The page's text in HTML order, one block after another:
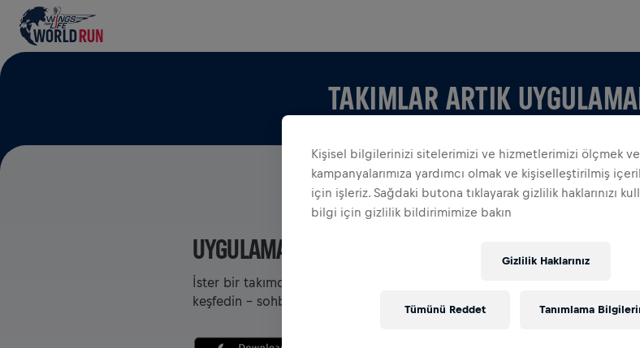
TAKIMLAR ARTIK
UYGULAMADA TAKIMLARI GÖRÜNTÜLE
İster bir takımda olun ister kendinize bir takım kurun, uygulamedaki tüm
keşfedin - sohbet edin, liderlik tablonuzu takip edin ve birlikte kutlayın.
Kişisel bilgilerinizi sitelerimizi ve hizmetlerimizi ölçmek
kampanyalarımıza yardımcı olmak ve kişiselleştirilmiş
için işleriz. Sağdaki butona tıklayarak gizlilik haklarınızı
bilgi için gizlilik bildirimimize bakın
Gizlilik Haklarınız
Tümünü Reddet Tanımlama